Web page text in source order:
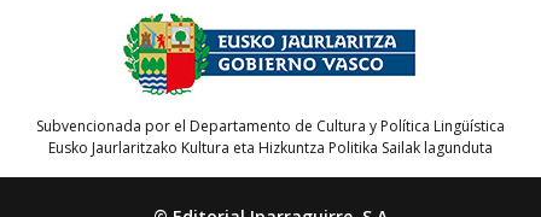
Subvencionada por el Departamento de Cultura y Política Lingüística
Eusko Jaurlaritzako Kultura eta Hizkuntza Politika Sailak lagunduta